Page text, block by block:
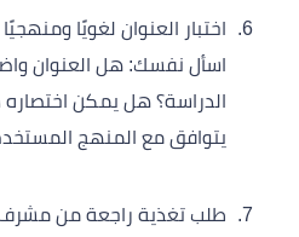
اختبار العنوان لغويًا ومنهجيًا
اسأل نفسك: هل العنوان
الدراسة؟ هل يمكن
يتوافق مع المنهج
طلب تغذية راجعة من مشرف